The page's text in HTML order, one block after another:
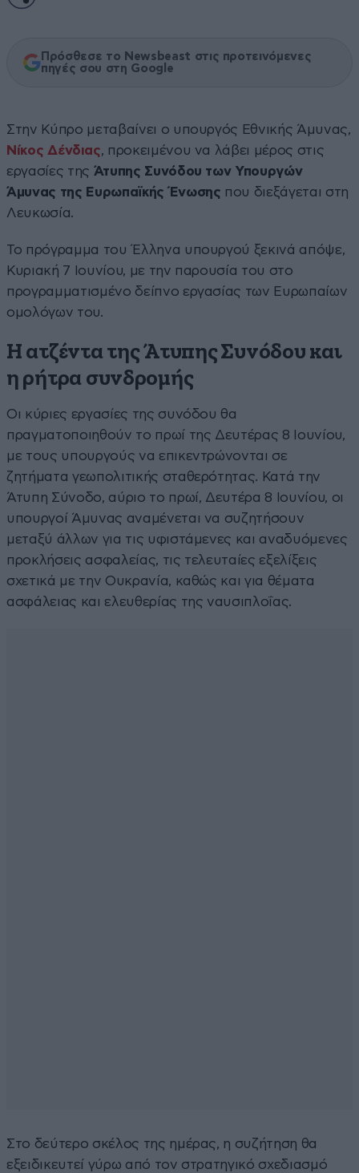
Πρόσθεσε το Newsbeast στις προτεινόμενες
πηγές σου στη Google
Στην Κύπρο μεταβαίνει ο υπουργός Εθνικής Άμυνας,
Νίκος Δένδιας, προκειμένου να λάβει μέρος στις
εργασίες της Άτυπης Συνόδου των Υπουργών
Άμυνας της Ευρωπαϊκής Ένωσης που διεξάγεται στη
Λευκωσία.
Το πρόγραμμα του Έλληνα υπουργού ξεκινά απόψε,
Κυριακή 7 Ιουνίου, με την παρουσία του στο
προγραμματισμένο δείπνο εργασίας των Ευρωπαίων
ομολόγων του.
Η ατζέντα της Άτυπης Συνόδου και
η ρήτρα συνδρομής
Οι κύριες εργασίες της συνόδου θα
πραγματοποιηθούν το πρωί της Δευτέρας 8 Ιουνίου,
με τους υπουργούς να επικεντρώνονται σε
ζητήματα γεωπολιτικής σταθερότητας. Κατά την
Άτυπη Σύνοδο, αύριο το πρωί, Δευτέρα 8 Ιουνίου, οι
υπουργοί Άμυνας αναμένεται να συζητήσουν
μεταξύ άλλων για τις υφιστάμενες και αναδυόμενες
προκλήσεις ασφαλείας, τις τελευταίες εξελίξεις
σχετικά με την Ουκρανία, καθώς και για θέματα
ασφάλειας και ελευθερίας της ναυσιπλοΐας.
Στο δεύτερο σκέλος της ημέρας, η συζήτηση θα
εξειδικευτεί γύρω από τον στρατηγικό σχεδιασμό